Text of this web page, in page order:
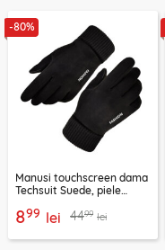
-80%
Manusi touchscreen dama
Techsuit Suede, piele
899 lei 4499 lei